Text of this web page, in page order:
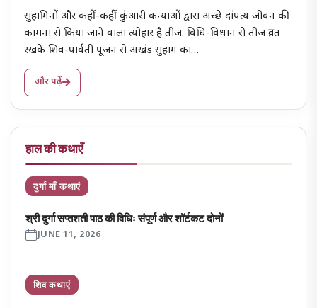
सुहागिनों और कहीं-कहीं कुंआरी कन्याओं द्वारा अच्छे दांपत्य जीवन की
कामना से किया जाने वाला त्योहार है तीज. विधि-विधान से तीज व्रत
रखके शिव-पार्वती पूजन से अखंड सुहाग का…
और पढ़ें
हाल की कथाएँ
दुर्गा माँ कथाएं
श्री दुर्गा सप्तशती पाठ की विधिः संपूर्ण और शॉर्टकट दोनों
JUNE 11, 2026
शिव कथाएं